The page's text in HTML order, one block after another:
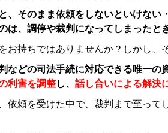
、そのまま依頼をしないといけない
は、調停や裁判になってしまったと
お持ちではありませんか？しかし、
などの司法手続に対応できる唯一の
利害を調整し、 話し合いによる解決
依頼を受けた中で、裁判まで至って